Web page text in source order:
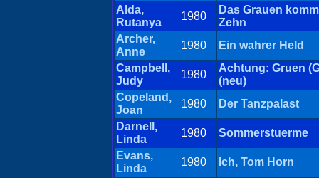
Alda,
Rutanya
1980
Das Grauen
Zehn
Archer,
Anne
1980
Ein wahrer Held
Campbell,
Judy
1980
Achtung: Gruen
(neu)
Copeland,
Joan
1980
Der Tanzpalast
Darnell,
Linda
1980
Sommerstuerme
Evans,
Linda
1980 Ich, Tom Horn